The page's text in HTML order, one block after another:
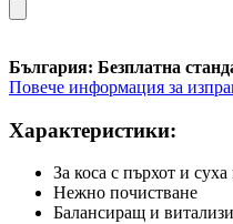
България: Безплатна
Повече информация за
Характеристики:
За коса с пърхот и суха
Нежно почистване
Балансиращ и